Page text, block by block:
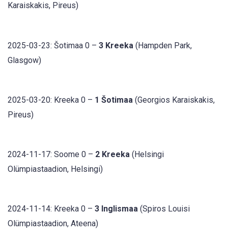
Karaiskakis, Pireus)
2025-03-23: Šotimaa 0 – 3 Kreeka (Hampden Park,
Glasgow)
2025-03-20: Kreeka 0 – 1 Šotimaa (Georgios Karaiskakis,
Pireus)
2024-11-17: Soome 0 – 2 Kreeka (Helsingi
Olümpiastaadion, Helsingi)
2024-11-14: Kreeka 0 – 3 Inglismaa (Spiros Louisi
Olümpiastaadion, Ateena)